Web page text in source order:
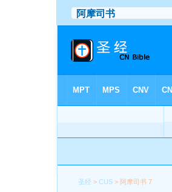
圣经 >CUS > 阿摩司书 7